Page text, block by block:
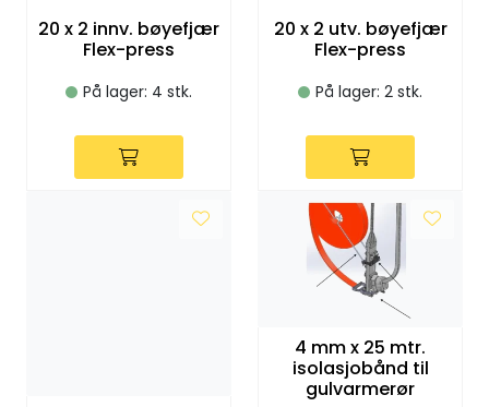
20 x 2 innv. bøyefjær
Flex-press
På lager: 4 stk.
20 x 2 utv. bøyefjær
Flex-press
På lager: 2 stk.
4 mm x 25 mtr.
isolasjobånd til
gulvarmerør
Designradiatorer
Vannprøver